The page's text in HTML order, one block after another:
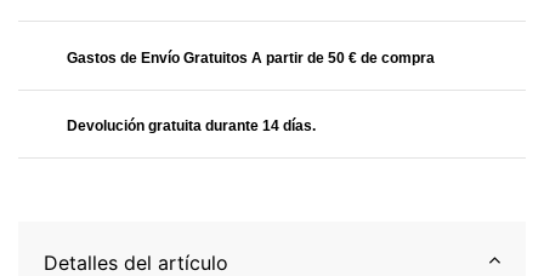
Gastos de Envío Gratuitos A partir de 50 € de compra
Devolución gratuita durante 14 días.
Detalles del artículo